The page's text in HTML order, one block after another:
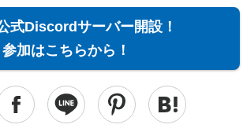
式Discordサーバー開設！
参加はこちらから！